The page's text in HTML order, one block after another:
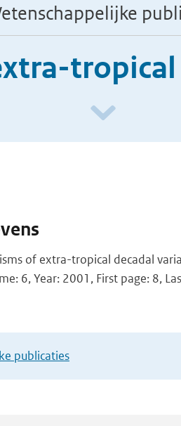
of extra-tropical decadal
6, Year: 2001, First page: 8,
publicaties